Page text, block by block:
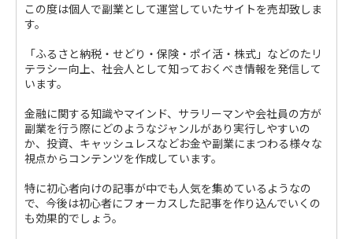
この度は個人で副業として運営していたサイトを売却致しま
す。
「ふるさと納税・せどり・保険・ポイ活・株式」などのたリ
テラシー向上、社会人として知っておくべき情報を発信して
います。
金融に関する知識やマインド、サラリーマンや会社員の方が
副業を行う際にどのようなジャンルがあり実行しやすいの
か、投資、キャッシュレスなどお金や副業にまつわる様々な
視点からコンテンツを作成しています。
特に初心者向けの記事が中でも人気を集めているようなの
で、今後は初心者にフォーカスした記事を作り込んでいくの
も効果的でしょう。